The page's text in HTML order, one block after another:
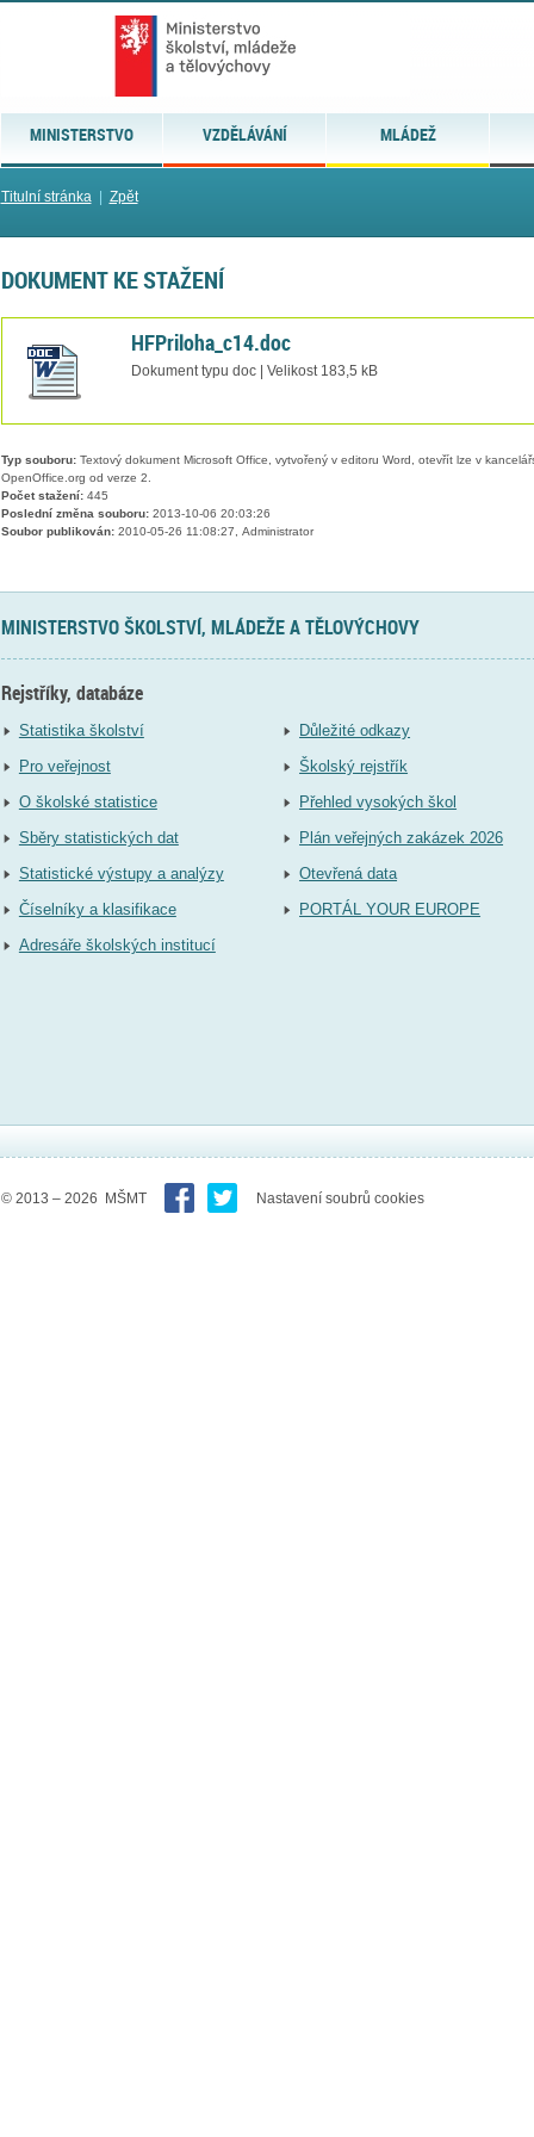
MINISTERSTVO VZDĚLÁVÁNÍ MLÁDEŽ
Titulní stránka| Zpět
DOKUMENT KE STAŽENÍ
HFPriloha_c14.doc
Dokument typu doc | Velikost 183,5 kB
Typ souboru:Textový dokument Microsoft Office, vytvořený v editoru Word, otevřít lze v
OpenOffice.org od verze 2.
Počet stažení:445
Poslední změna souboru:2013-10-06 20:03:26
Soubor publikován:2010-05-26 11:08:27, Administrator
MINISTERSTVO ŠKOLSTVÍ, MLÁDEŽE A TĚLOVÝCHOVY
Rejstříky, databáze
Statistika školství
Pro veřejnost
O školské statistice
Sběry statistických dat
Statistické výstupy a analýzy
Číselníky a klasifikace
Adresáře školských institucí
Důležité odkazy
Školský rejstřík
Přehled vysokých škol
Plán veřejných zakázek 2026
Otevřená data
PORTÁL YOUR EUROPE
© 2013 – 2026 MŠMT Nastavení soubrů cookies